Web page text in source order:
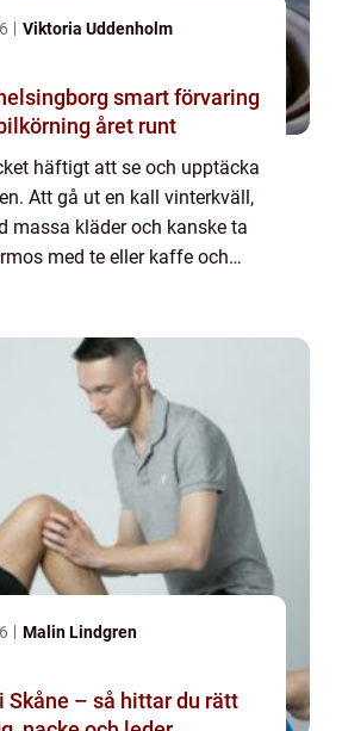
Viktoria Uddenholm
smart förvaring
året runt
häftigt att se och upptäcka
Att gå ut en kall vinterkväll,
massa kläder och kanske ta
med te eller kaffe och
Malin Lindgren
Skåne – så hittar du rätt